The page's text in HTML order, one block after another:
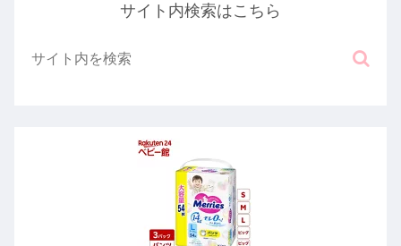
サイト内検索はこちら